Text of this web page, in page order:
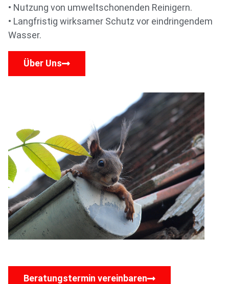
• Nutzung von umweltschonenden Reinigern.
• Langfristig wirksamer Schutz vor eindringendem
Wasser.
Über Uns
Beratungstermin vereinbaren